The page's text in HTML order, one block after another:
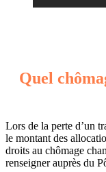
Quel
Lors de la perte d’un
le montant des
droits au chômage
renseigner auprès du